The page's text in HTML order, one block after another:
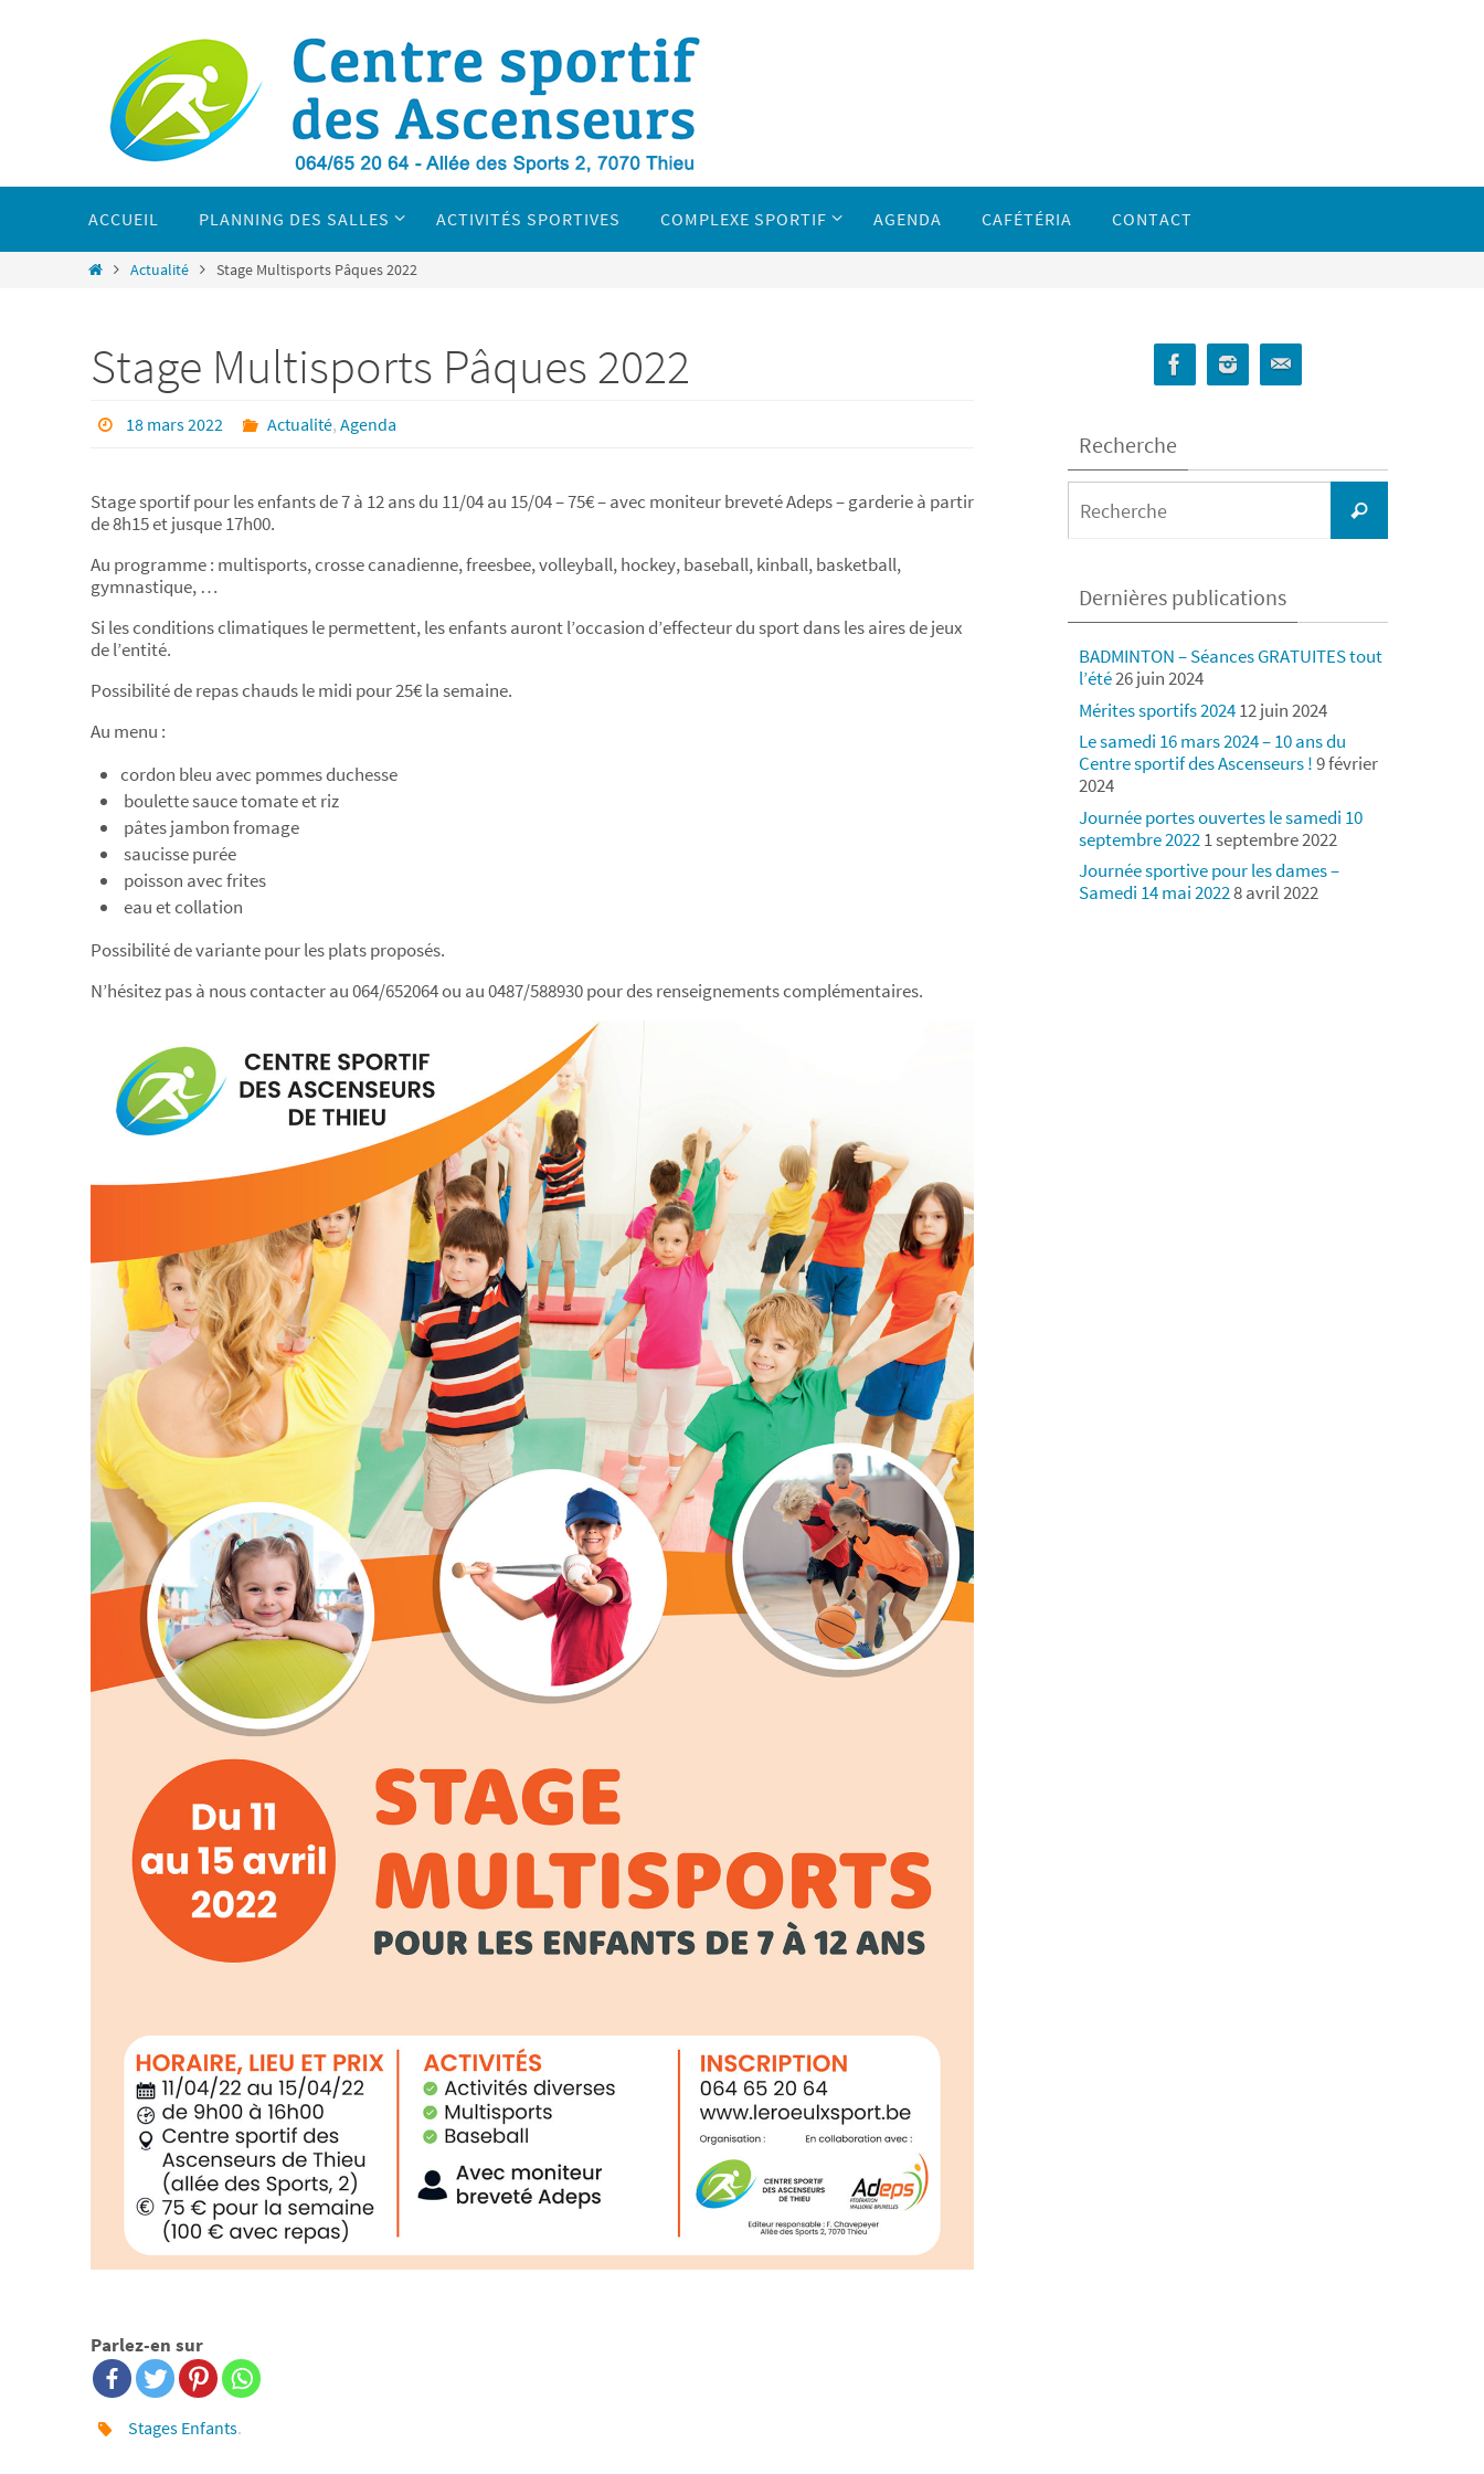
contenu
ACCUEIL PLANNING DES SALLES ACTIVITÉS SPORTIVES COMPLEXE SPORTIF AGENDA CAFÉTÉRIA CONTACT
HomeActualité Stage Multisports Pâques 2022
Stage Multisports Pâques 2022
18 mars 2022 Actualité, Agenda
Stage sportif pour les enfants de 7 à 12 ans du 11/04 au 15/04 – 75€ – avec moniteur breveté Adeps – garderie à partir
de 8h15 et jusque 17h00.
Au programme : multisports, crosse canadienne, freesbee, volleyball, hockey, baseball, kinball, basketball,
gymnastique, …
Si les conditions climatiques le permettent, les enfants auront l’occasion d’effecteur du sport dans les aires de jeux
de l’entité.
Possibilité de repas chauds le midi pour 25€ la semaine.
Au menu :
cordon bleu avec pommes duchesse
boulette sauce tomate et riz
pâtes jambon fromage
saucisse purée
poisson avec frites
eau et collation
Possibilité de variante pour les plats proposés.
N’hésitez pas à nous contacter au 064/652064 ou au 0487/588930 pour des renseignements complémentaires.
Parlez-en sur
Stages Enfants.
Recherche
Recherche
Dernières publications
BADMINTON – Séances GRATUITES tout
l’été26 juin 2024
Mérites sportifs 202412 juin 2024
Le samedi 16 mars 2024 – 10 ans du
Centre sportif des Ascenseurs !9 février
2024
Journée portes ouvertes le samedi 10
septembre 20221 septembre 2022
Journée sportive pour les dames –
Samedi 14 mai 20228 avril 2022